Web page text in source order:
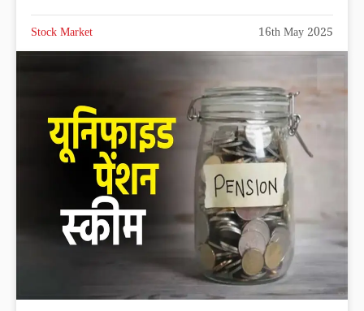
Stock Market 16th May 2025